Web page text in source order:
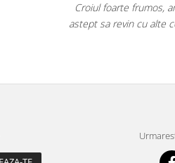
Croiul foarte frumos,
astept sa revin cu alte